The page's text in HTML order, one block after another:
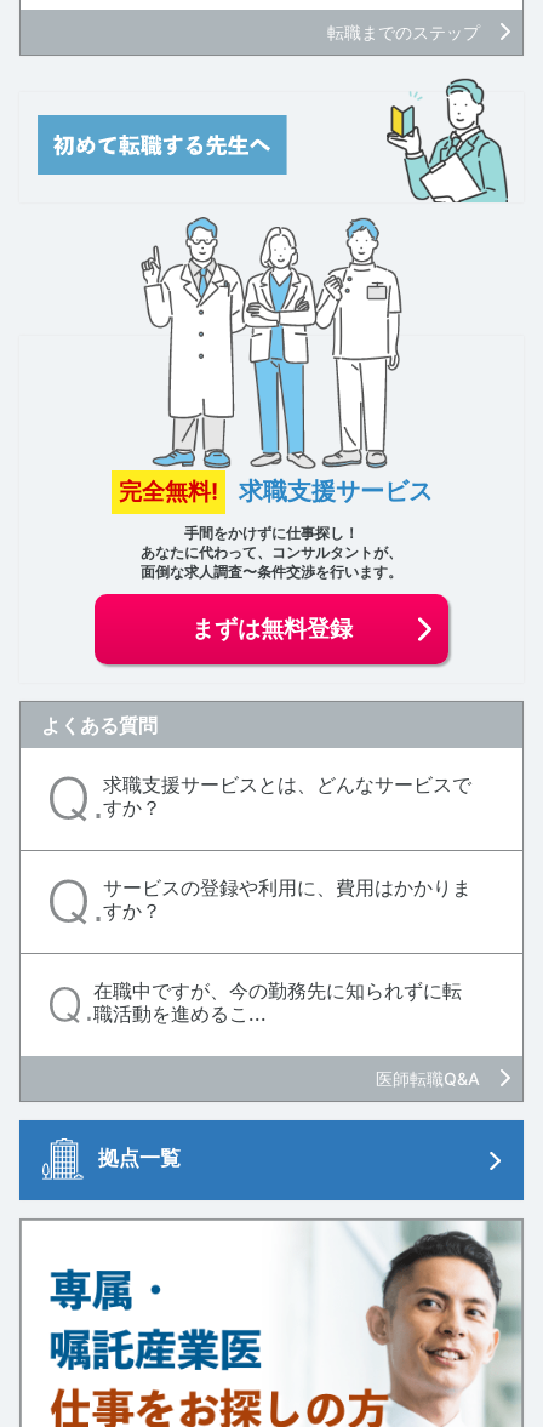
転職までのステップ
完全無料! 求職支援サービス
手間をかけずに仕事探し！
あなたに代わって、コンサルタントが、
面倒な求人調査〜条件交渉を行います。
まずは無料登録
よくある質問
求職支援サービスとは、どんなサービスで
すか？
サービスの登録や利用に、費用はかかりま
すか？
在職中ですが、今の勤務先に知られずに転
職活動を進めるこ...
医師転職Q&A
拠点一覧